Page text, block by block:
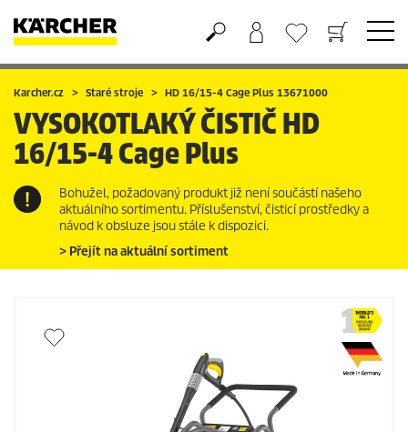
Nákupní košík
Seznam oblíbených produktů
Karcher.cz Staré stroje HD 16/15-4 Cage Plus 13671000
VYSOKOTLAKÝ ČISTIČ HD
16/15-4 Cage Plus
Bohužel, požadovaný produkt již není součástí našeho
aktuálního sortimentu. Příslušenství, čisticí prostředky a
návod k obsluze jsou stále k dispozici.
> Přejít na aktuální sortiment